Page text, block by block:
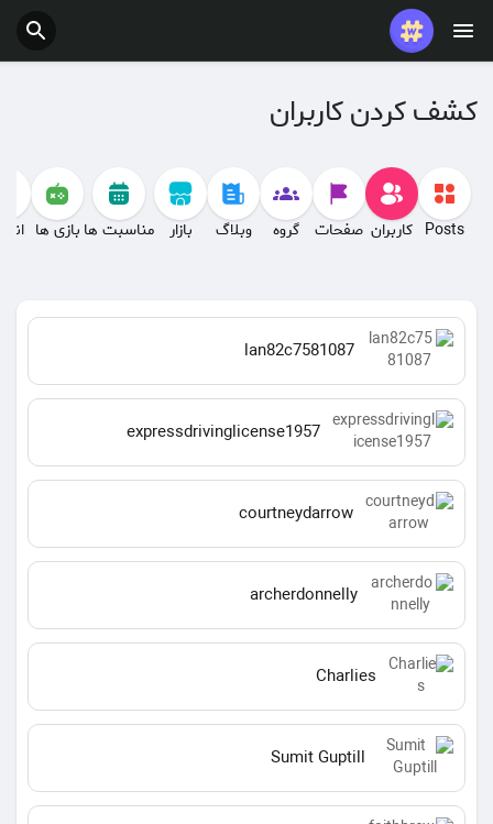
کشف کردن کاربران
Posts کاربران صفحات گروه وبلاگ بازار مناسبت ها بازی ها
lan82c7581087
expressdrivinglicense1957
courtneydarrow
archerdonnelly
Charlies
Sumit Guptill